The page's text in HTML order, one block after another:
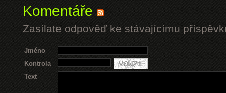
Komentáře
Zasílate odpověď ke stávajícímu
Jméno
Kontrola
Text